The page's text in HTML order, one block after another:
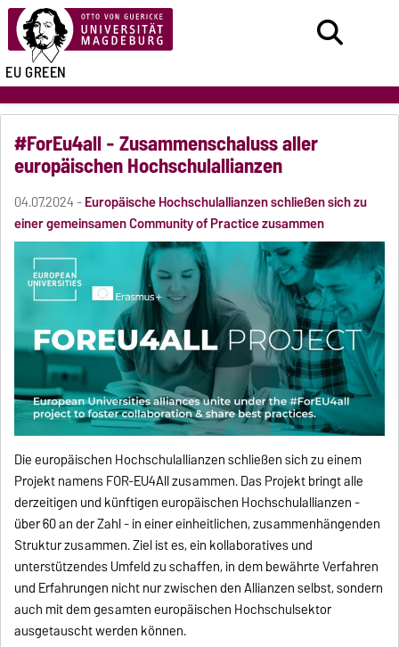
EU GREEN
#ForEu4all - Zusammenschaluss aller
europäischen Hochschulallianzen
04.07.2024 -Europäische Hochschulallianzen schließen sich zu
einer gemeinsamen Community of Practice zusammen
Die europäischen Hochschulallianzen schließen sich zu einem
Projekt namens FOR-EU4All zusammen. Das Projekt bringt alle
derzeitigen und künftigen europäischen Hochschulallianzen -
über 60 an der Zahl - in einer einheitlichen, zusammenhängenden
Struktur zusammen. Ziel ist es, ein kollaboratives und
unterstützendes Umfeld zu schaffen, in dem bewährte Verfahren
und Erfahrungen nicht nur zwischen den Allianzen selbst, sondern
auch mit dem gesamten europäischen Hochschulsektor
ausgetauscht werden können.